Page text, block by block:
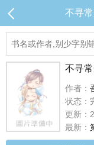
不寻
不寻
作者：
状态：
更新：
最新：